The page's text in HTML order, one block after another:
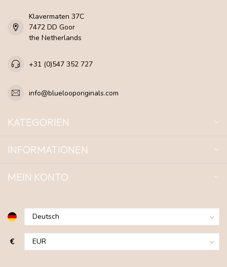
Klavermaten 37C
7472 DD Goor
the Netherlands
+31 (0)547 352 727
info@bluelooporiginals.com
KATEGORIEN
INFORMATIONEN
MEIN KONTO
€